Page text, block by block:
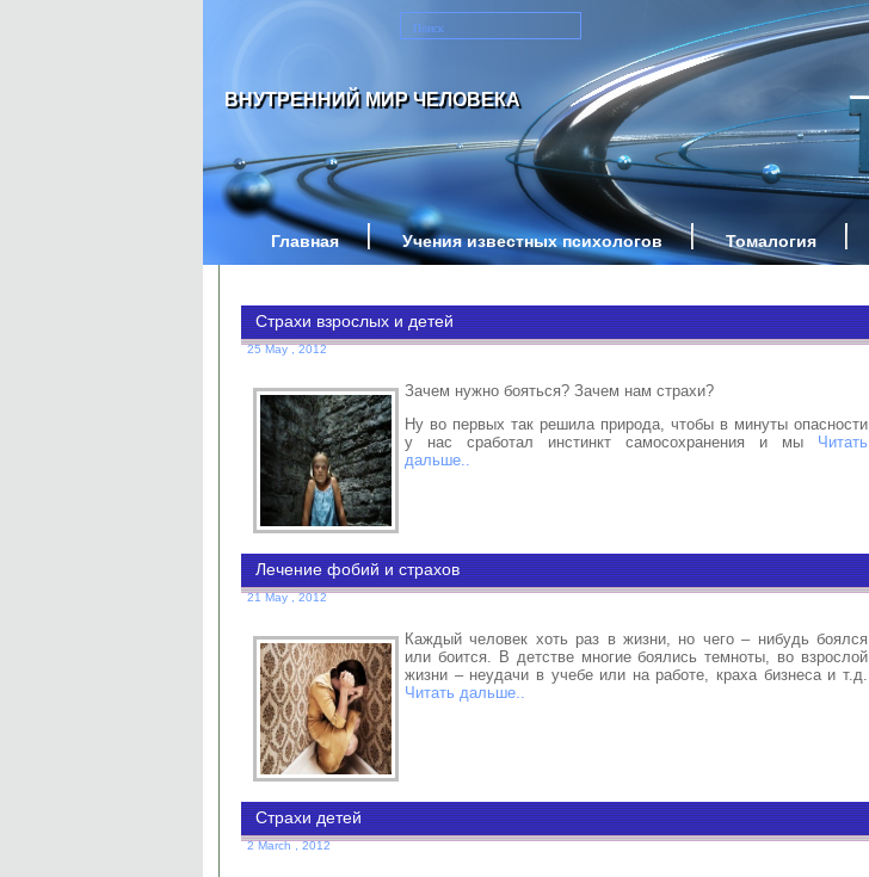
ВНУТРЕННИЙ МИР ЧЕЛОВЕКА
Главная Учения известных психологов Томалогия
Страхи взрослых и детей
25 May , 2012
Зачем нужно бояться? Зачем нам страхи?
Ну во первых так решила природа, чтобы в минуты опасности
у нас сработал инстинкт самосохранения и мы Читать
дальше..
Лечение фобий и страхов
21 May , 2012
Каждый человек хоть раз в жизни, но чего – нибудь боялся
или боится. В детстве многие боялись темноты, во взрослой
жизни – неудачи в учебе или на работе, краха бизнеса и т.д.
Читать дальше..
Страхи детей
2 March , 2012